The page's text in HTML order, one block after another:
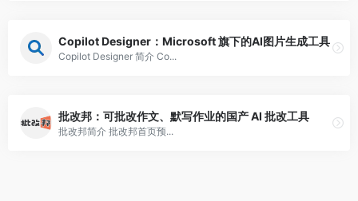
Copilot Designer：Microsoft 旗下的AI图片生成工具
Copilot Designer 简介 Co...
批改邦：可批改作文、默写作业的国产 AI 批改工具
批改邦简介 批改邦首页预...